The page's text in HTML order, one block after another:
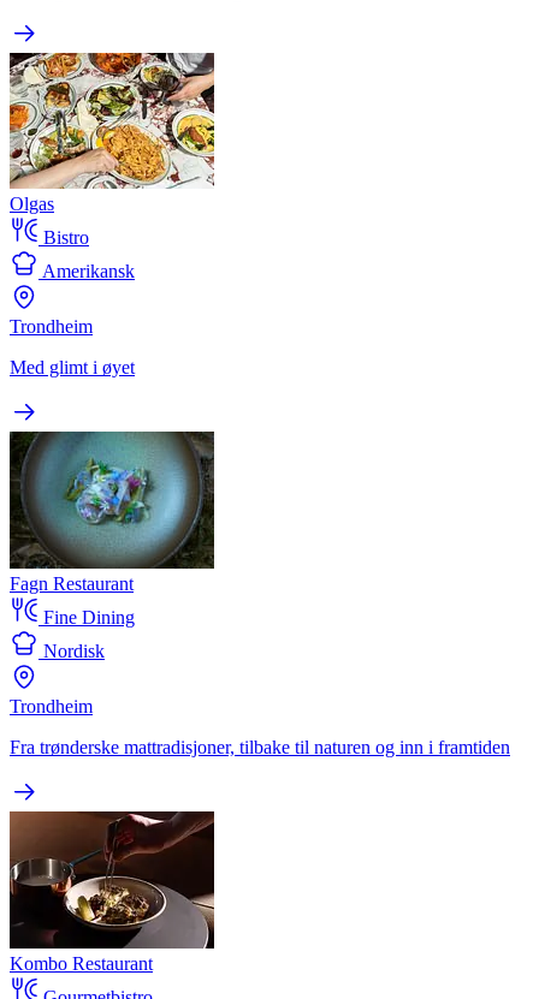
Olgas
Bistro
Amerikansk
Trondheim
Med glimt i øyet
Fagn Restaurant
Fine Dining
Nordisk
Trondheim
Fra trønderske mattradisjoner, tilbake til naturen og inn i framtiden
Kombo Restaurant